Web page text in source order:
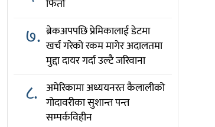
फिर्ता
७. ब्रेकअपपछि प्रेमिकालाई डेटमा
खर्च गरेको रकम मागेर अदालतमा
मुद्दा दायर गर्दा उल्टै जरिवाना
८. अमेरिकामा अध्ययनरत कैलालीको
गोदावरीका सुशान्त पन्त
सम्पर्कविहीन